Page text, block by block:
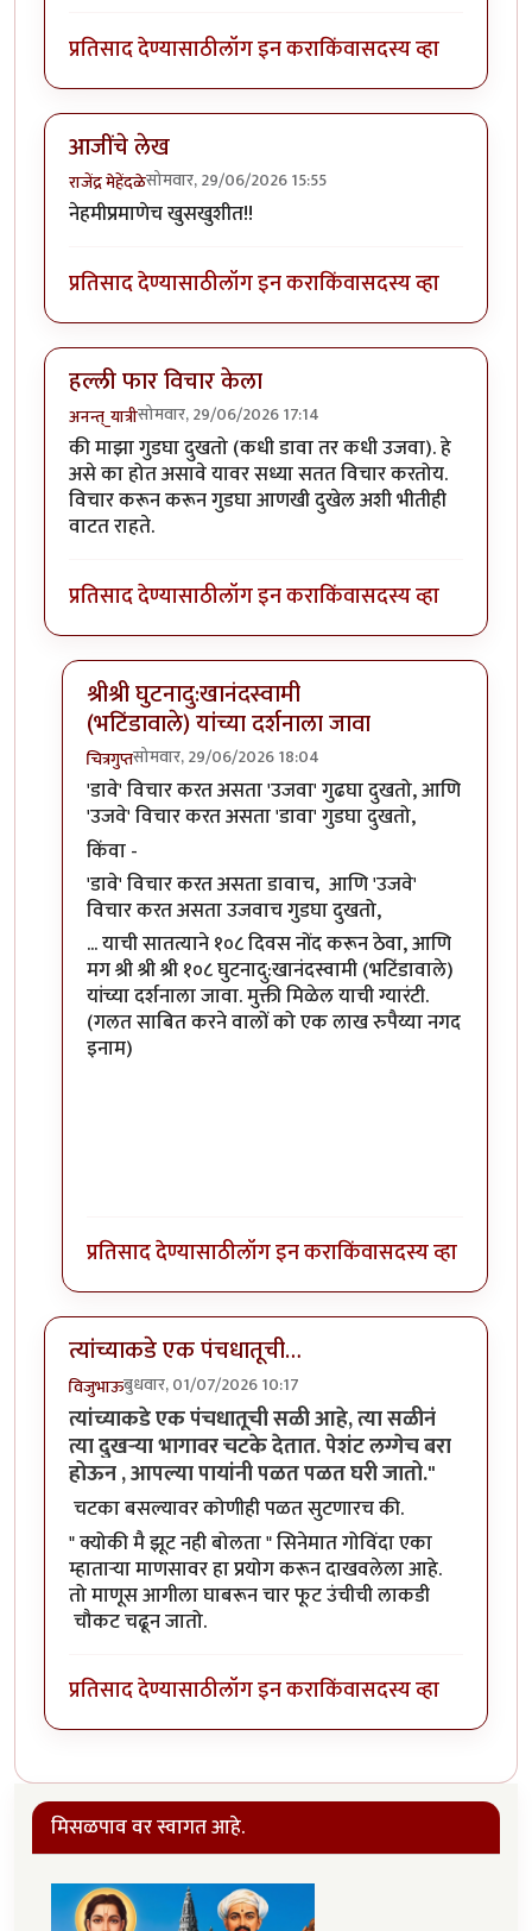
प्रतिसाद देण्यासाठीलॉग इन कराकिंवासदस्य व्हा
आजींचे लेख
राजेंद्र मेहेंदळेसोमवार, 29/06/2026 15:55
नेहमीप्रमाणेच खुसखुशीत!!
प्रतिसाद देण्यासाठीलॉग इन कराकिंवासदस्य व्हा
हल्ली फार विचार केला
अनन्त्_यात्रीसोमवार, 29/06/2026 17:14
की माझा गुडघा दुखतो (कधी डावा तर कधी उजवा). हे
असे का होत असावे यावर सध्या सतत विचार करतोय.
विचार करून करून गुडघा आणखी दुखेल अशी भीतीही
वाटत राहते.
प्रतिसाद देण्यासाठीलॉग इन कराकिंवासदस्य व्हा
श्रीश्री घुटनादु:खानंदस्वामी
(भटिंडावाले) यांच्या दर्शनाला जावा
चित्रगुप्तसोमवार, 29/06/2026 18:04
In reply toहल्ली फार विचार केलाbyअनन्त्_यात्री
'डावे' विचार करत असता 'उजवा' गुढघा दुखतो, आणि
'उजवे' विचार करत असता 'डावा' गुडघा दुखतो,
किंवा -
'डावे' विचार करत असता डावाच, आणि 'उजवे'
विचार करत असता उजवाच गुडघा दुखतो,
... याची सातत्याने १०८ दिवस नोंद करून ठेवा, आणि
मग श्री श्री श्री १०८ घुटनादु:खानंदस्वामी (भटिंडावाले)
यांच्या दर्शनाला जावा. मुक्ती मिळेल याची ग्यारंटी.
(गलत साबित करने वालों को एक लाख रुपैय्या नगद
इनाम)
प्रतिसाद देण्यासाठीलॉग इन कराकिंवासदस्य व्हा
त्यांच्याकडे एक पंचधातूची…
विजुभाऊबुधवार, 01/07/2026 10:17
त्यांच्याकडे एक पंचधातूची सळी आहे, त्या सळीनं
त्या दुखऱ्या भागावर चटके देतात. पेशंट लग्गेच बरा
होऊन , आपल्या पायांनी पळत पळत घरी जातो."
चटका बसल्यावर कोणीही पळत सुटणारच की.
" क्योकी मै झूट नही बोलता " सिनेमात गोविंदा एका
म्हाताऱ्या माणसावर हा प्रयोग करून दाखवलेला आहे.
तो माणूस आगीला घाबरून चार फूट उंचीची लाकडी
चौकट चढून जातो.
प्रतिसाद देण्यासाठीलॉग इन कराकिंवासदस्य व्हा
मिसळपाव वर स्वागत आहे.